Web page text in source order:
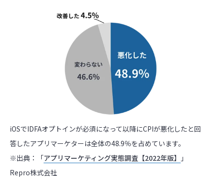
iOSでIDFAオプトインが必須になって以降にCPIが悪化したと回
答したアプリマーケターは全体の48.9％を占めています。
※出典：「アプリマーケティング実態調査【2022年版】
」
Repro株式会社